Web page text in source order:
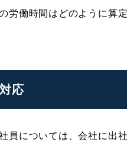
労働時間はどのように算
応
員については、会社に出